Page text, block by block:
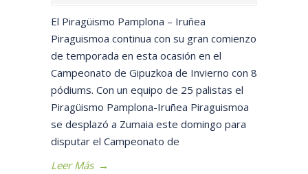
El Piragüismo Pamplona – Iruñea
Piraguismoa continua con su gran comienzo
de temporada en esta ocasión en el
Campeonato de Gipuzkoa de Invierno con 8
pódiums. Con un equipo de 25 palistas el
Piragüismo Pamplona-Iruñea Piraguismoa
se desplazó a Zumaia este domingo para
disputar el Campeonato de
Leer Más →